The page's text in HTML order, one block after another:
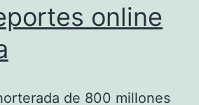
online
de 800 millones